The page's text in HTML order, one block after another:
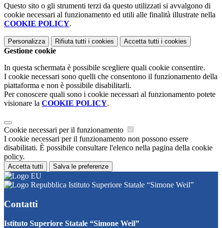
Questo sito o gli strumenti terzi da questo utilizzati si avvalgono di
cookie necessari al funzionamento ed utili alle finalità illustrate nella
COOKIE POLICY.
Personalizza Rifiuta tutti i cookies Accetta tutti i cookies
Gestione cookie
In questa schermata è possibile scegliere quali cookie consentire.
I cookie necessari sono quelli che consentono il funzionamento della
piattaforma e non è possibile disabilitarli.
Per conoscere quali sono i cookie necessari al funzionamento potete
visionare la COOKIE POLICY.
Cookie necessari per il funzionamento
I cookie necessari per il funzionamento non possono essere
disabilitati. È possibile consultare l'elenco nella pagina della cookie
policy.
Accetta tutti Salva le preferenze
Istituto Superiore Statale “Simone Weil”
Contatti
Istituto Superiore Statale “Simone Weil”